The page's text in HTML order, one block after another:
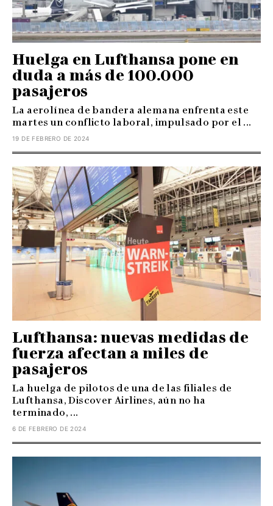
Huelga en Lufthansa pone en
duda a más de 100.000
pasajeros
La aerolínea de bandera alemana enfrenta este
martes un conflicto laboral, impulsado por el ...
19 DE FEBRERO DE 2024
Lufthansa: nuevas medidas de
fuerza afectan a miles de
pasajeros
La huelga de pilotos de una de las filiales de
Lufthansa, Discover Airlines, aún no ha
terminado, ...
6 DE FEBRERO DE 2024